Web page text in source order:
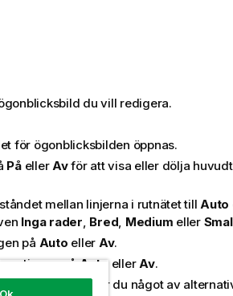
du vill redigera.
för ögonblicksbilden öppnas.
Påeller Avför att visa eller dölja
mellan linjerna i rutnätet till Auto
Inga rader Bred Medium eller Smal
på Auto eller Av.
antingen påAutoeller Av.
, markerar du något av